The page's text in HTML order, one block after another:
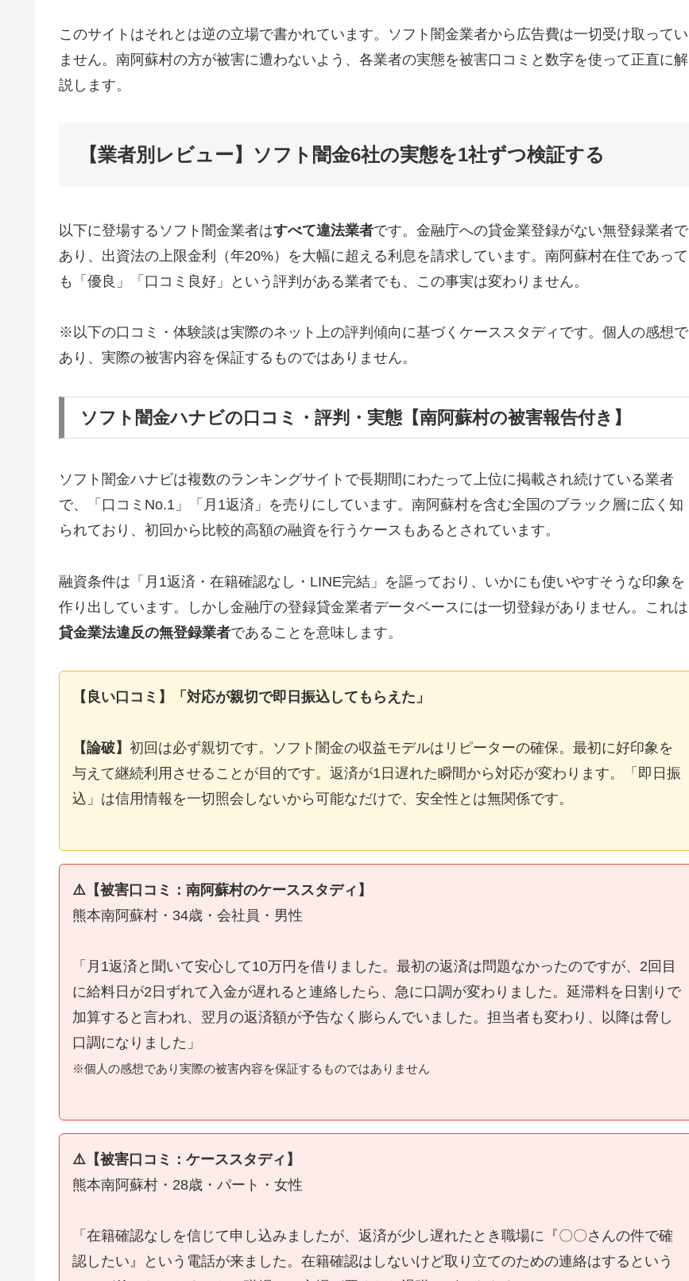
このサイトはそれとは逆の立場で書かれています。ソフト闇金業者から広告費は一切受け取ってい
ません。南阿蘇村の方が被害に遭わないよう、各業者の実態を被害口コミと数字を使って正直に解
説します。
【業者別レビュー】ソフト闇金6社の実態を1社ずつ検証する
以下に登場するソフト闇金業者はすべて違法業者です。金融庁への貸金業登録がない無登録業者で
あり、出資法の上限金利（年20%）を大幅に超える利息を請求しています。南阿蘇村在住であって
も「優良」「口コミ良好」という評判がある業者でも、この事実は変わりません。
※以下の口コミ・体験談は実際のネット上の評判傾向に基づくケーススタディです。個人の感想で
あり、実際の被害内容を保証するものではありません。
ソフト闇金ハナビの口コミ・評判・実態【南阿蘇村の被害報告付き】
ソフト闇金ハナビは複数のランキングサイトで長期間にわたって上位に掲載され続けている業者
で、「口コミNo.1」「月1返済」を売りにしています。南阿蘇村を含む全国のブラック層に広く知
られており、初回から比較的高額の融資を行うケースもあるとされています。
融資条件は「月1返済・在籍確認なし・LINE完結」を謳っており、いかにも使いやすそうな印象を
作り出しています。しかし金融庁の登録貸金業者データベースには一切登録がありません。これは
貸金業法違反の無登録業者であることを意味します。
【良い口コミ】「対応が親切で即日振込してもらえた」
【論破】 初回は必ず親切です。ソフト闇金の収益モデルはリピーターの確保。最初に好印象を
与えて継続利用させることが目的です。返済が1日遅れた瞬間から対応が変わります。「即日振
込」は信用情報を一切照会しないから可能なだけで、安全性とは無関係です。
⚠️【被害口コミ：南阿蘇村のケーススタディ】
熊本南阿蘇村・34歳・会社員・男性
「月1返済と聞いて安心して10万円を借りました。最初の返済は問題なかったのですが、2回目
に給料日が2日ずれて入金が遅れると連絡したら、急に口調が変わりました。延滞料を日割りで
加算すると言われ、翌月の返済額が予告なく膨らんでいました。担当者も変わり、以降は脅し
口調になりました」
※個人の感想であり実際の被害内容を保証するものではありません
⚠️【被害口コミ：ケーススタディ】
熊本南阿蘇村・28歳・パート・女性
「在籍確認なしを信じて申し込みましたが、返済が少し遅れたとき職場に『〇〇さんの件で確
認したい』という電話が来ました。在籍確認はしないけど取り立てのための連絡はするという